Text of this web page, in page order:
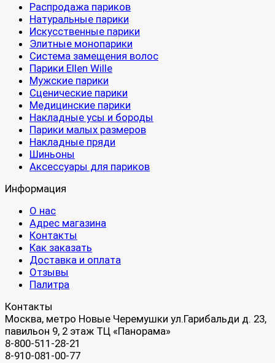
Распродажа париков
Натуральные парики
Искусственные парики
Элитные монопарики
Система замещения волос
Парики Ellen Wille
Мужские парики
Сценические парики
Медицинские парики
Накладные усы и бороды
Парики малых размеров
Накладные пряди
Шиньоны
Аксессуары для париков
Информация
О нас
Адрес магазина
Контакты
Как заказать
Доставка и оплата
Отзывы
Палитра
Контакты
Москва, метро Новые Черемушки ул.Гарибальди д. 23,
павильон 9, 2 этаж ТЦ «Панорама»
8-800-511-28-21
8-910-081-00-77